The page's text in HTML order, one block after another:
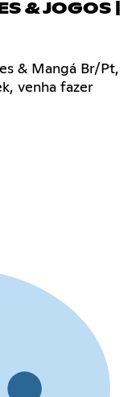
& JOGOS |
& Mangá Br/Pt,
venha fazer